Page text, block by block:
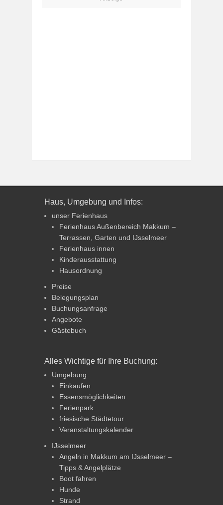
Haus, Umgebung und Infos:
unser Ferienhaus
Ferienhaus Außenbereich Makkum –
Terrassen, Garten und IJsselmeer
Ferienhaus innen
Kinderausstattung
Hausordnung
Preise
Belegungsplan
Buchungsanfrage
Angebote
Gästebuch
Alles Wichtige für Ihre Buchung:
Umgebung
Einkaufen
Essensmöglichkeiten
Ferienpark
friesische Städtetour
Veranstaltungskalender
IJsselmeer
Angeln in Makkum am IJsselmeer –
Tipps & Angelplätze
Boot fahren
Hunde
Strand